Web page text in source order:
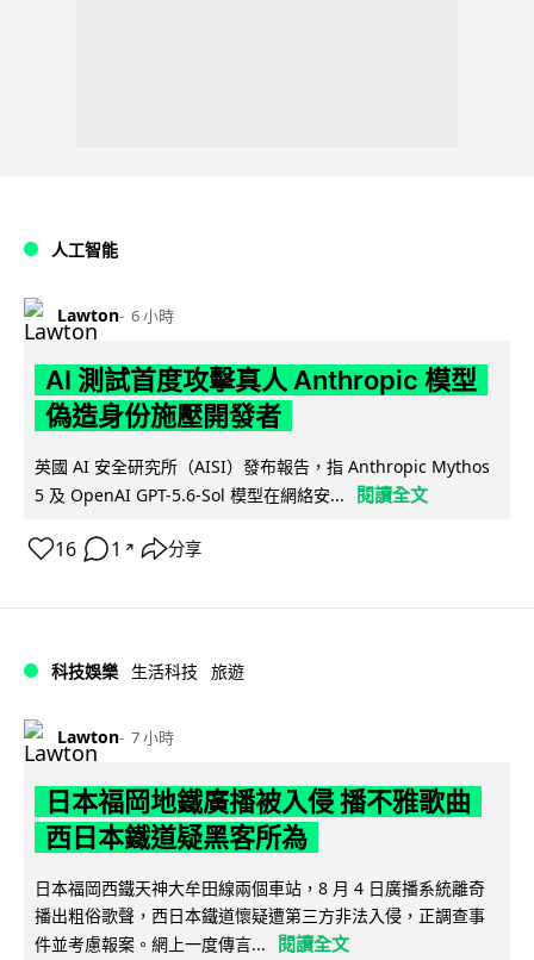
人工智能
Lawton 6 小時
AI 測試首度攻擊真人 Anthropic 模型
偽造身份施壓開發者
英國 AI 安全研究所（AISI）發布報告，指 Anthropic Mythos
5 及 OpenAI GPT-5.6-Sol 模型在網絡安...
閱讀全文
16 1 ↗ 分享
科技娛樂 生活科技 旅遊
Lawton 7 小時
日本福岡地鐵廣播被入侵 播不雅歌曲
西日本鐵道疑黑客所為
日本福岡西鐵天神大牟田線兩個車站，8 月 4 日廣播系統離奇
播出粗俗歌聲，西日本鐵道懷疑遭第三方非法入侵，正調查事
件並考慮報案。網上一度傳言...
閱讀全文